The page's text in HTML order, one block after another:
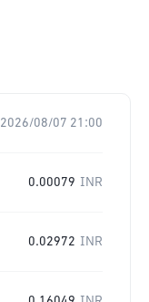
2026/08/07 21:00
0.00079 INR
0.02972 INR